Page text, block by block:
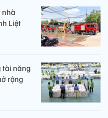
nhà
Liệt
tài năng
rộng